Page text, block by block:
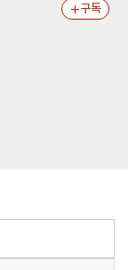
구독